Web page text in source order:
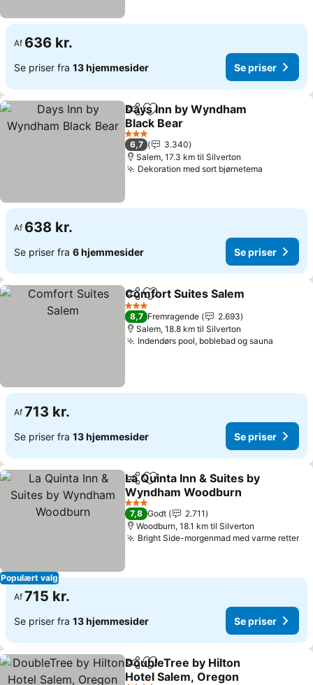
Af 636 kr.
Se priser fra 13 hjemmesider Se priser
Del Føj til favoritter
Days Inn by Wyndham
Black Bear
Se priser
3 Stjerner
6,7
3.340
Salem, 17.3 km til Silverton
Dekoration med sort bjørnetema
Af 638 kr.
Se priser fra 6 hjemmesider Se priser
Del Føj til favoritter
Comfort Suites Salem
3 Stjerner
8,7 Fremragende
2.693
Salem, 18.8 km til Silverton
Indendørs pool, boblebad og sauna
Af 713 kr.
Se priser fra 13 hjemmesider Se priser
Populært valg
Del Føj til favoritter
La Quinta Inn & Suites by
Wyndham Woodburn
Se priser
3 Stjerner
7,8 Godt
2.711
Woodburn, 18.1 km til Silverton
Bright Side-morgenmad med varme retter
Af 715 kr.
Se priser fra 13 hjemmesider Se priser
Del Føj til favoritter
DoubleTree by Hilton
Hotel Salem, Oregon